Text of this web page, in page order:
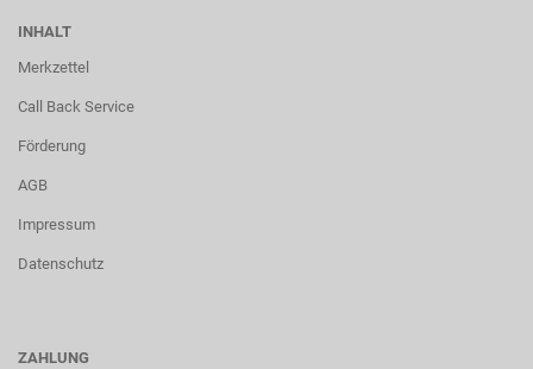
INHALT
Merkzettel
Call Back Service
Förderung
AGB
Impressum
Datenschutz
ZAHLUNG